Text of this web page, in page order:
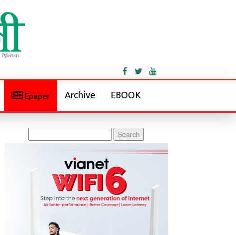
Epaper Archive EBOOK
for: